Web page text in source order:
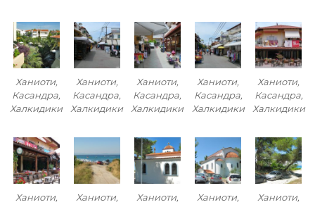
Ханиоти,
Касандра,
Халкидики
Ханиоти,
Касандра,
Халкидики
Ханиоти,
Касандра,
Халкидики
Ханиоти,
Касандра,
Халкидики
Ханиоти,
Касандра,
Халкидики
Ханиоти,
Ханиоти,
Ханиоти,
Ханиоти,
Ханиоти,